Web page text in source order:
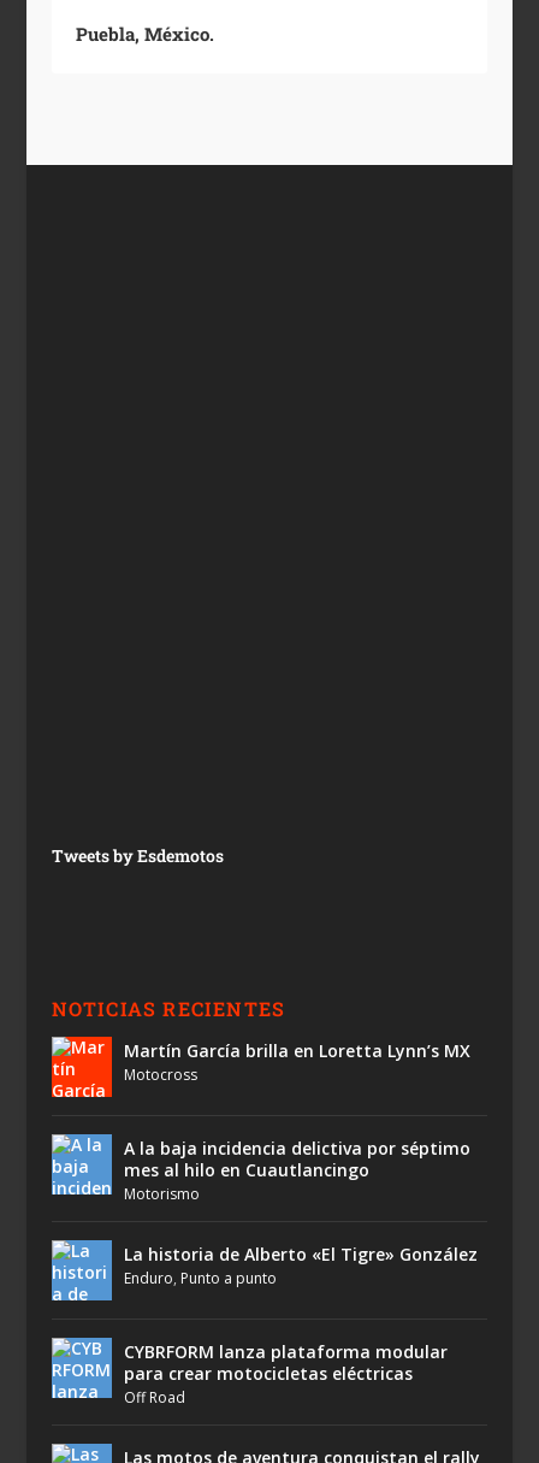
Puebla, México.
Tweets by Esdemotos
NOTICIAS RECIENTES
Martín García brilla en Loretta Lynn’s MX
Motocross
A la baja incidencia delictiva por séptimo
mes al hilo en Cuautlancingo
Motorismo
La historia de Alberto «El Tigre» González
Enduro, Punto a punto
CYBRFORM lanza plataforma modular
para crear motocicletas eléctricas
Off Road
Las motos de aventura conquistan el rally